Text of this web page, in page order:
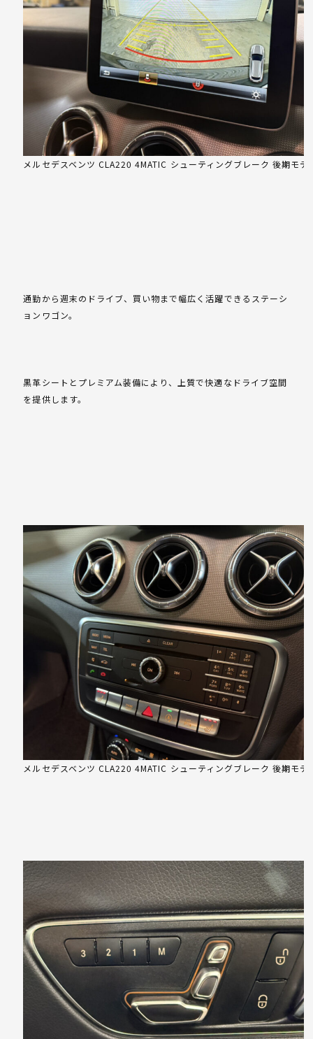
メルセデスベンツ CLA220 4MATIC シューティングブレーク 後期モデ
通勤から週末のドライブ、買い物まで幅広く活躍できるステーシ
ョンワゴン。
黒革シートとプレミアム装備により、上質で快適なドライブ空間
を提供します。
メルセデスベンツ CLA220 4MATIC シューティングブレーク 後期モデ